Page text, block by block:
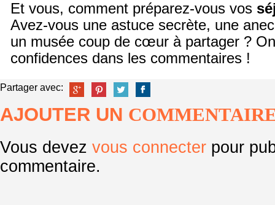
Et vous, comment préparez-vous vos
Avez-vous une astuce secrète, une
un musée coup de cœur à partager ?
confidences dans les commentaires !
Partager avec:
AJOUTER UN
Vous devez vous connecter pour
commentaire.